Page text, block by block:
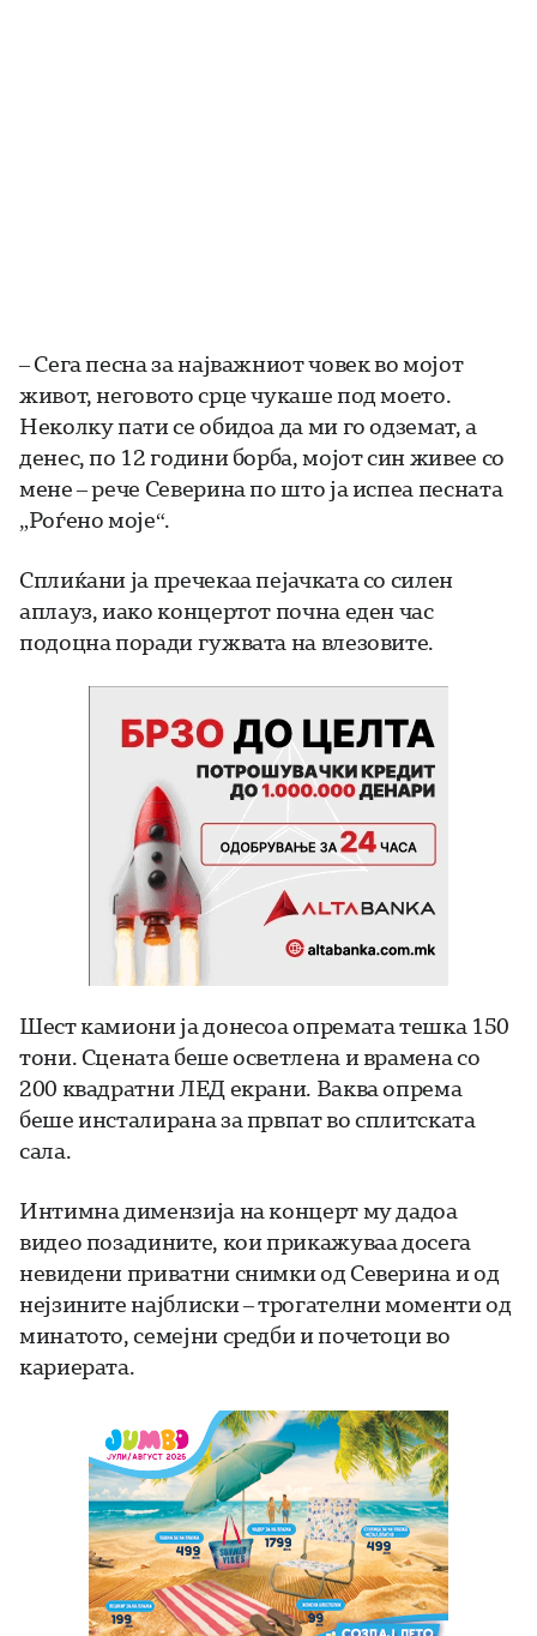
– Сега песна за најважниот човек во мојот
живот, неговото срце чукаше под моето.
Неколку пати се обидоа да ми го одземат, а
денес, по 12 години борба, мојот син живее со
мене – рече Северина по што ја испеа песната
„Роѓено моје“.
Сплиќани ја пречекаа пејачката со силен
аплауз, иако концертот почна еден час
подоцна поради гужвата на влезовите.
Шест камиони ја донесоа опремата тешка 150
тони. Сцената беше осветлена и врамена со
200 квадратни ЛЕД екрани. Ваква опрема
беше инсталирана за првпат во сплитската
сала.
Интимна димензија на концерт му дадоа
видео позадините, кои прикажуваа досега
невидени приватни снимки од Северина и од
нејзините најблиски – трогателни моменти од
минатото, семејни средби и почетоци во
кариерата.